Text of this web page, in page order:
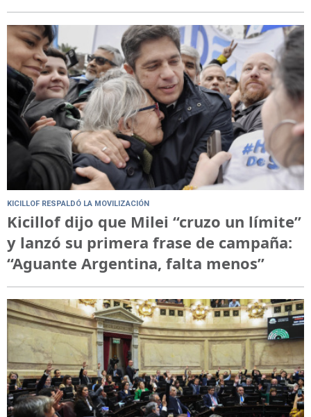
KICILLOF RESPALDÓ LA MOVILIZACIÓN
Kicillof dijo que Milei “cruzo un límite”
y lanzó su primera frase de campaña:
“Aguante Argentina, falta menos”